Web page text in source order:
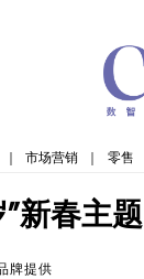
｜ 市场营销 ｜ 零售
新春主题
牌提供